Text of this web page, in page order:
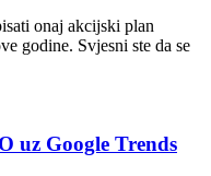
onaj akcijski plan
godine. Svjesni ste da se
uz Google Trends